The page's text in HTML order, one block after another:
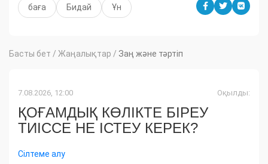
баға Бидай Ұн
Басты бет / Жаңалықтар / Заң және тәртіп
7.08.2026, 12:00 Оқылды:
ҚОҒАМДЫҚ КӨЛІКТЕ БІРЕУ
ТИІССЕ НЕ ІСТЕУ КЕРЕК?
Сілтеме алу